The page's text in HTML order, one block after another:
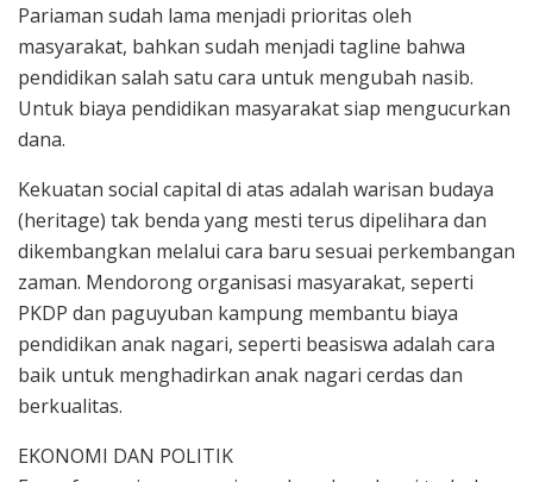
Pariaman sudah lama menjadi prioritas oleh
masyarakat, bahkan sudah menjadi tagline bahwa
pendidikan salah satu cara untuk mengubah nasib.
Untuk biaya pendidikan masyarakat siap mengucurkan
dana.
Kekuatan social capital di atas adalah warisan budaya
(heritage) tak benda yang mesti terus dipelihara dan
dikembangkan melalui cara baru sesuai perkembangan
zaman. Mendorong organisasi masyarakat, seperti
PKDP dan paguyuban kampung membantu biaya
pendidikan anak nagari, seperti beasiswa adalah cara
baik untuk menghadirkan anak nagari cerdas dan
berkualitas.
EKONOMI DAN POLITIK